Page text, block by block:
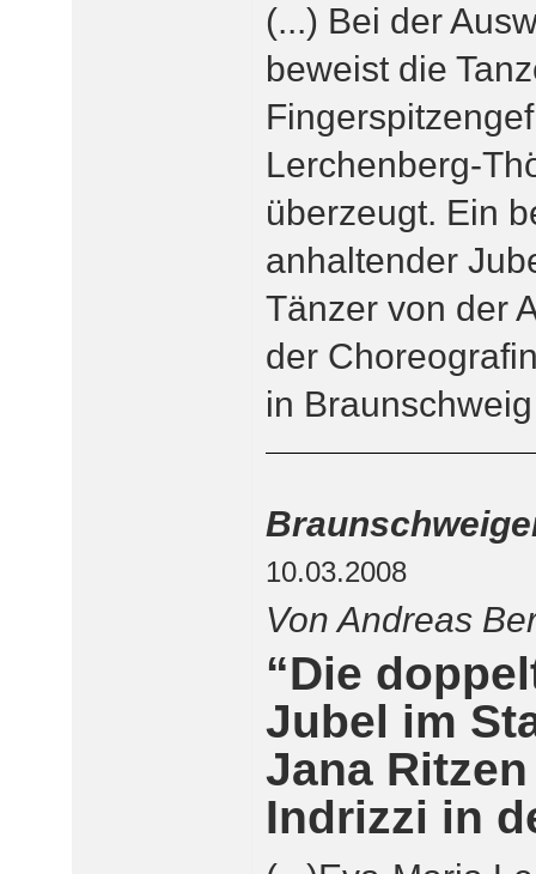
(...) Bei der
beweist die
Lerchenberg-
überzeugt. Ein
anhaltender
Tänzer von der
der
in
10.03.2008
Von Andreas
“Die
Jubel im
Jana
Indrizzi in